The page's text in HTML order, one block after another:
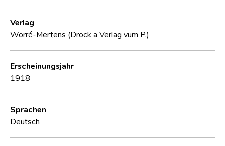
Verlag
Worré-Mertens (Drock a Verlag vum P.)
Erscheinungsjahr
1918
Sprachen
Deutsch